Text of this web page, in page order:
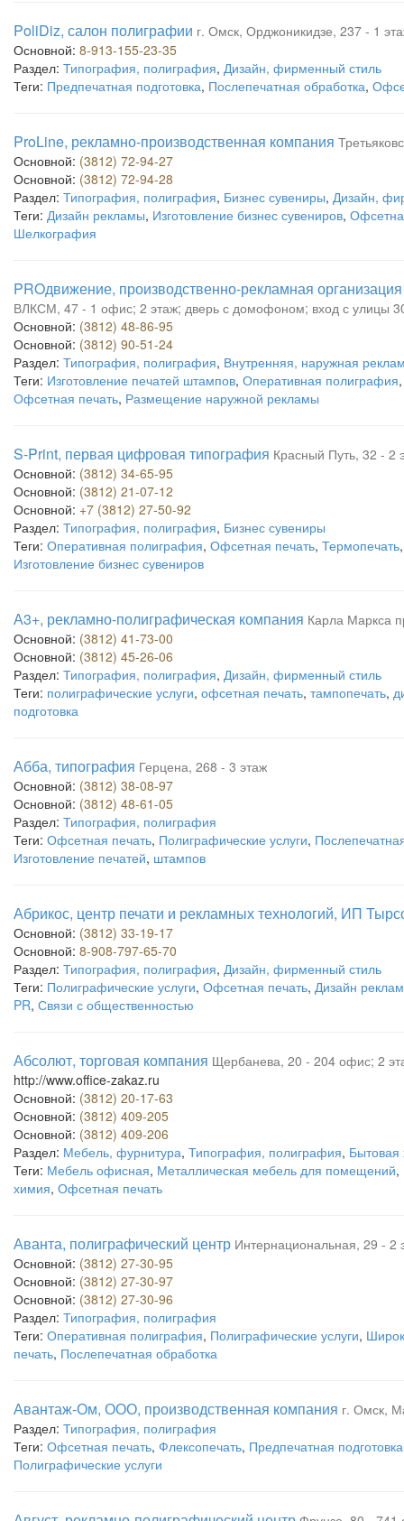
PoliDiz, салон полиграфии г. Омск, Орджоникидзе, 237 - 1
Основной: 8-913-155-23-35
Раздел: Типография, полиграфия, Дизайн, фирменный стиль
Теги: Предпечатная подготовка, Послепечатная обработка,
ProLine, рекламно-производственная компания
Основной: (3812) 72-94-27
Основной: (3812) 72-94-28
Раздел: Типография, полиграфия, Бизнес сувениры, Дизайн,
Теги: Дизайн рекламы, Изготовление бизнес сувениров,
Шелкография
PROдвижение, производственно-рекламная организация
ВЛКСМ, 47 - 1 офис; 2 этаж; дверь с домофоном; вход с улицы
Основной: (3812) 48-86-95
Основной: (3812) 90-51-24
Раздел: Типография, полиграфия, Внутренняя, наружная
Теги: Изготовление печатей штампов, Оперативная полиграфия
Офсетная печать, Размещение наружной рекламы
S-Print, первая цифровая типография Красный Путь, 32 - 2
Основной: (3812) 34-65-95
Основной: (3812) 21-07-12
Основной: +7 (3812) 27-50-92
Раздел: Типография, полиграфия, Бизнес сувениры
Теги: Оперативная полиграфия, Офсетная печать, Термопечать
Изготовление бизнес сувениров
А3+, рекламно-полиграфическая компания Карла Маркса
Основной: (3812) 41-73-00
Основной: (3812) 45-26-06
Раздел: Типография, полиграфия, Дизайн, фирменный стиль
Теги: полиграфические услуги, офсетная печать, тампопечать,
подготовка
Абба, типография Герцена, 268 - 3 этаж
Основной: (3812) 38-08-97
Основной: (3812) 48-61-05
Раздел: Типография, полиграфия
Теги: Офсетная печать, Полиграфические услуги,
Изготовление печатей, штампов
Абрикос, центр печати и рекламных технологий, ИП
Основной: (3812) 33-19-17
Основной: 8-908-797-65-70
Раздел: Типография, полиграфия, Дизайн, фирменный стиль
Теги: Полиграфические услуги, Офсетная печать, Дизайн
PR, Связи с общественностью
Абсолют, торговая компания Щербанева, 20 - 204 офис; 2
http://www.office-zakaz.ru
Основной: (3812) 20-17-63
Основной: (3812) 409-205
Основной: (3812) 409-206
Раздел: Мебель, фурнитура, Типография, полиграфия,
Теги: Мебель офисная, Металлическая мебель для помещений,
химия, Офсетная печать
Аванта, полиграфический центр Интернациональная, 29 - 2
Основной: (3812) 27-30-95
Основной: (3812) 27-30-97
Основной: (3812) 27-30-96
Раздел: Типография, полиграфия
Теги: Оперативная полиграфия, Полиграфические услуги,
печать, Послепечатная обработка
Авантаж-Ом, ООО, производственная компания г. Омск,
Раздел: Типография, полиграфия
Теги: Офсетная печать, Флексопечать, Предпечатная подготовка
Полиграфические услуги